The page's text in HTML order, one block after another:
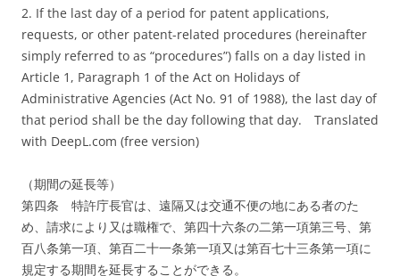
2. If the last day of a period for patent applications,
requests, or other patent-related procedures (hereinafter
simply referred to as “procedures”) falls on a day listed in
Article 1, Paragraph 1 of the Act on Holidays of
Administrative Agencies (Act No. 91 of 1988), the last day of
that period shall be the day following that day. Translated
with DeepL.com (free version)
（期間の延長等）
第四条 特許庁長官は、遠隔又は交通不便の地にある者のた
め、請求により又は職権で、第四十六条の二第一項第三号、第
百八条第一項、第百二十一条第一項又は第百七十三条第一項に
規定する期間を延長することができる。